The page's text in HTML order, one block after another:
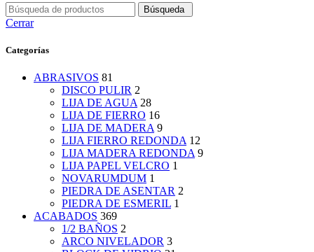
Búsqueda
Cerrar
Categorías
ABRASIVOS 81
DISCO PULIR 2
LIJA DE AGUA 28
LIJA DE FIERRO 16
LIJA DE MADERA 9
LIJA FIERRO REDONDA 12
LIJA MADERA REDONDA 9
LIJA PAPEL VELCRO 1
NOVARUMDUM 1
PIEDRA DE ASENTAR 2
PIEDRA DE ESMERIL 1
ACABADOS 369
1/2 BAÑOS 2
ARCO NIVELADOR 3